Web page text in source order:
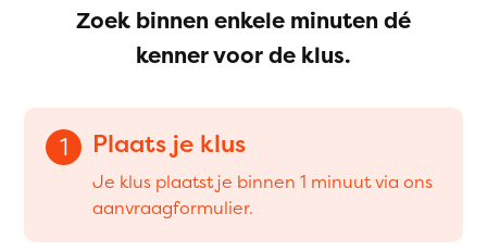
Zoek binnen enkele minuten dé
kenner voor de klus.
1 Plaats je klus
Je klus plaatst je binnen 1 minuut via ons
aanvraagformulier.